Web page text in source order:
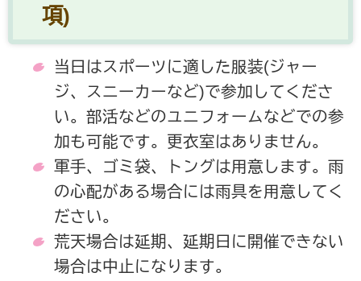
項)
当日はスポーツに適した服装(ジャー
ジ、スニーカーなど)で参加してくださ
い。部活などのユニフォームなどでの参
加も可能です。更衣室はありません。
軍手、ゴミ袋、トングは用意します。雨
の心配がある場合には雨具を用意してく
ださい。
荒天場合は延期、延期日に開催できない
場合は中止になります。